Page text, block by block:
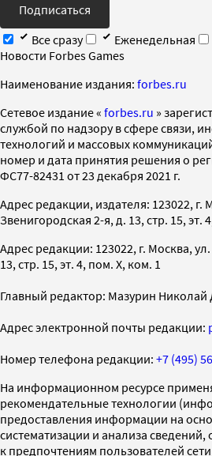
Подписаться
Все сразу
Еженедельная
Новости Forbes Games
Наименование издания: forbes.ru
Cетевое издание « forbes.ru »
службой по надзору в сфере связи,
технологий и массовых
номер и дата принятия решения о
ФС77-82431 от 23 декабря 2021 г.
Адрес редакции, издателя: 123022, г.
Звенигородская 2-я, д. 13, стр. 15, эт.
Адрес редакции: 123022, г. Москва,
13, стр. 15, эт. 4, пом. X, ком. 1
Главный редактор: Мазурин Николай
Адрес электронной почты редакции:
Номер телефона редакции: +7 (495)
На информационном ресурсе
рекомендательные технологии
предоставления информации на
систематизации и анализа сведений,
к предпочтениям пользователей